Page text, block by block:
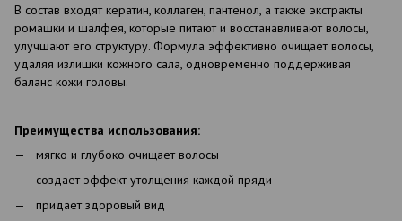
В состав входят кератин, коллаген, пантенол, а также экстракты
ромашки и шалфея, которые питают и восстанавливают волосы,
улучшают его структуру. Формула эффективно очищает волосы,
удаляя излишки кожного сала, одновременно поддерживая
баланс кожи головы.
Преимущества использования:
мягко и глубоко очищает волосы
создает эффект утолщения каждой пряди
придает здоровый вид